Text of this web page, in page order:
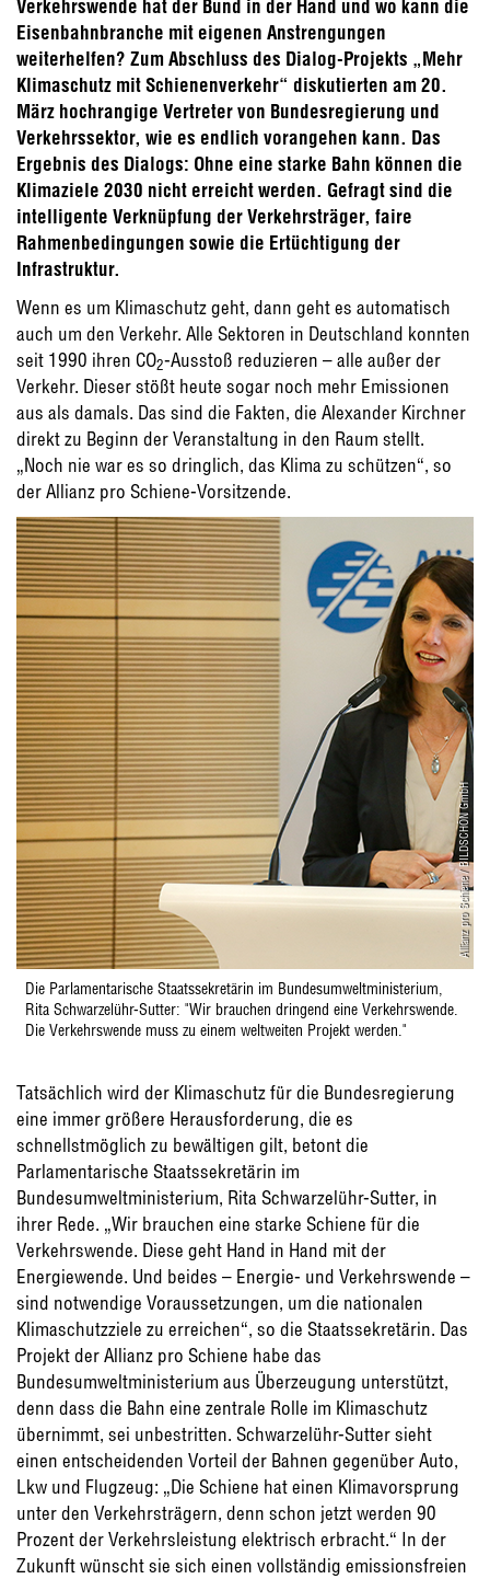
Verkehrswende hat der Bund in der Hand und wo kann die
Eisenbahnbranche mit eigenen Anstrengungen
weiterhelfen? Zum Abschluss des Dialog-Projekts „Mehr
Klimaschutz mit Schienenverkehr“ diskutierten am 20.
März hochrangige Vertreter von Bundesregierung und
Verkehrssektor, wie es endlich vorangehen kann. Das
Ergebnis des Dialogs: Ohne eine starke Bahn können die
Klimaziele 2030 nicht erreicht werden. Gefragt sind die
intelligente Verknüpfung der Verkehrsträger, faire
Rahmenbedingungen sowie die Ertüchtigung der
Infrastruktur.
Wenn es um Klimaschutz geht, dann geht es automatisch
auch um den Verkehr. Alle Sektoren in Deutschland konnten
seit 1990 ihren CO2-Ausstoß reduzieren – alle außer der
Verkehr. Dieser stößt heute sogar noch mehr Emissionen
aus als damals. Das sind die Fakten, die Alexander Kirchner
direkt zu Beginn der Veranstaltung in den Raum stellt.
„Noch nie war es so dringlich, das Klima zu schützen“, so
der Allianz pro Schiene-Vorsitzende.
Allianz pro Schiene / BILDSCHÖN GmbH
Die Parlamentarische Staatssekretärin im Bundesumweltministerium,
Rita Schwarzelühr-Sutter: "Wir brauchen dringend eine Verkehrswende.
Die Verkehrswende muss zu einem weltweiten Projekt werden."
Tatsächlich wird der Klimaschutz für die Bundesregierung
eine immer größere Herausforderung, die es
schnellstmöglich zu bewältigen gilt, betont die
Parlamentarische Staatssekretärin im
Bundesumweltministerium, Rita Schwarzelühr-Sutter, in
ihrer Rede. „Wir brauchen eine starke Schiene für die
Verkehrswende. Diese geht Hand in Hand mit der
Energiewende. Und beides – Energie- und Verkehrswende –
sind notwendige Voraussetzungen, um die nationalen
Klimaschutzziele zu erreichen“, so die Staatssekretärin. Das
Projekt der Allianz pro Schiene habe das
Bundesumweltministerium aus Überzeugung unterstützt,
denn dass die Bahn eine zentrale Rolle im Klimaschutz
übernimmt, sei unbestritten. Schwarzelühr-Sutter sieht
einen entscheidenden Vorteil der Bahnen gegenüber Auto,
Lkw und Flugzeug: „Die Schiene hat einen Klimavorsprung
unter den Verkehrsträgern, denn schon jetzt werden 90
Prozent der Verkehrsleistung elektrisch erbracht.“ In der
Zukunft wünscht sie sich einen vollständig emissionsfreien